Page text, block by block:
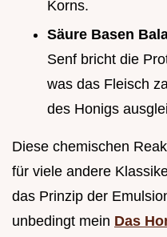
Korns.
Säure Basen
Senf bricht die
was das Fleisch
des Honigs
Diese chemischen
für viele andere
das Prinzip der
unbedingt mein Das